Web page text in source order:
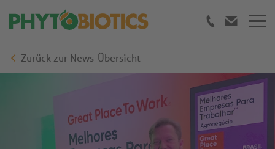
Zurück zur News-Übersicht